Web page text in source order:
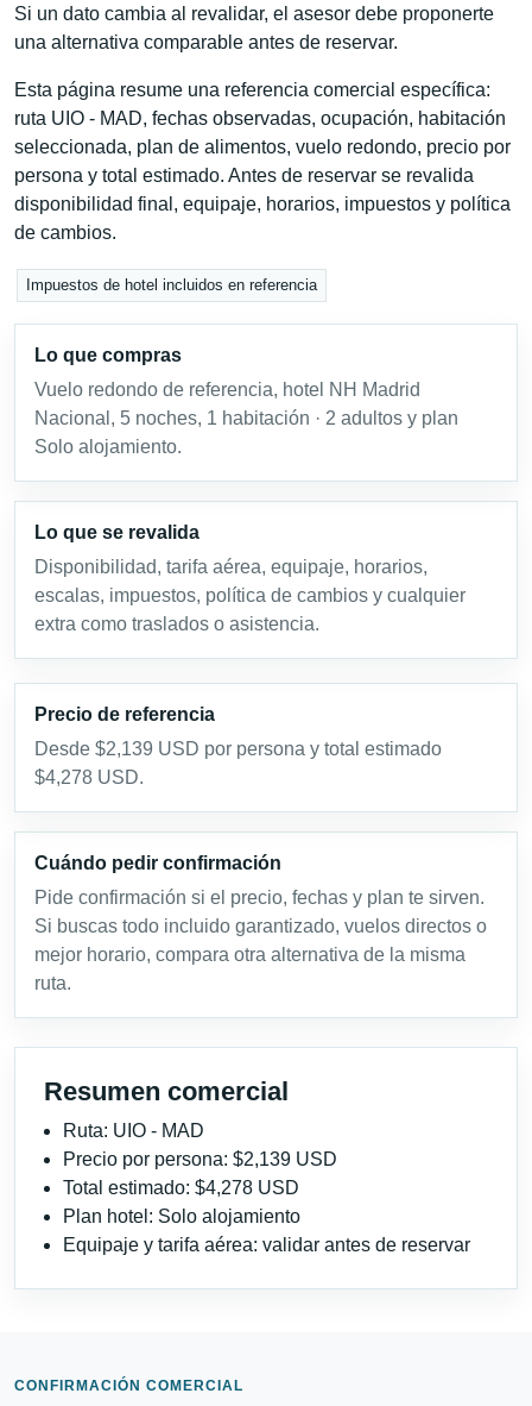
Si un dato cambia al revalidar, el asesor debe proponerte
una alternativa comparable antes de reservar.
Esta página resume una referencia comercial específica:
ruta UIO - MAD, fechas observadas, ocupación, habitación
seleccionada, plan de alimentos, vuelo redondo, precio por
persona y total estimado. Antes de reservar se revalida
disponibilidad final, equipaje, horarios, impuestos y política
de cambios.
Impuestos de hotel incluidos en referencia
Lo que compras
Vuelo redondo de referencia, hotel NH Madrid
Nacional, 5 noches, 1 habitación · 2 adultos y plan
Solo alojamiento.
Lo que se revalida
Disponibilidad, tarifa aérea, equipaje, horarios,
escalas, impuestos, política de cambios y cualquier
extra como traslados o asistencia.
Precio de referencia
Desde $2,139 USD por persona y total estimado
$4,278 USD.
Cuándo pedir confirmación
Pide confirmación si el precio, fechas y plan te sirven.
Si buscas todo incluido garantizado, vuelos directos o
mejor horario, compara otra alternativa de la misma
ruta.
Resumen comercial
Ruta: UIO - MAD
Precio por persona: $2,139 USD
Total estimado: $4,278 USD
Plan hotel: Solo alojamiento
Equipaje y tarifa aérea: validar antes de reservar
CONFIRMACIÓN COMERCIAL